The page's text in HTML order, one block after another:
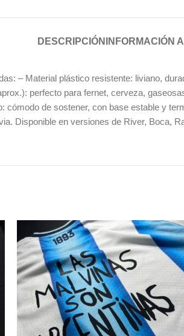
DESCRIPCIÓN INFORMACIÓN
– Material plástico resistente: liviano,
perfecto para fernet, cerveza,
cómodo de sostener, con base estable y
Disponible en versiones de River, Boca,